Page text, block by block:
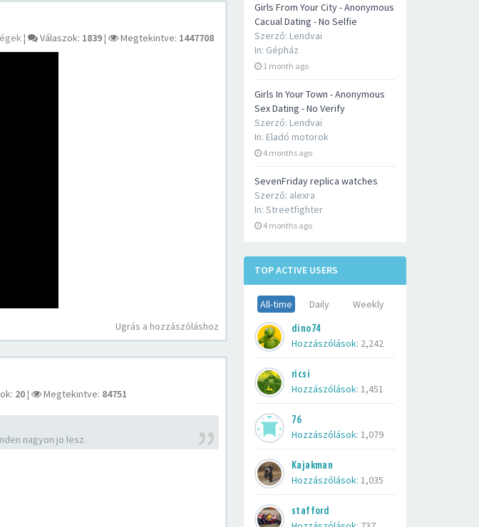
Girls From Your City - Anonymous
Cacual Dating - No Selfie
Szerző: Lendvai
In: Gépház
1 month ago
Girls In Your Town - Anonymous
Sex Dating - No Verify
Szerző: Lendvai
In: Eladó motorok
4 months ago
SevenFriday replica watches
Szerző: alexra
In: Streetfighter
4 months ago
TOP ACTIVE USERS
All-time Daily Weekly
dino74
Hozzászólások: 2,242
ricsi
Hozzászólások: 1,451
76
Hozzászólások: 1,079
Kajakman
Hozzászólások: 1,035
stafford
¦ Válaszok: 1839¦ Megtekintve: 1447708
Ugrás a hozzászóláshoz
20¦ Megtekintve: 84751
nagyon jo lesz.